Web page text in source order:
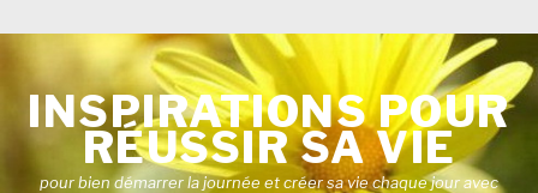
contenuINSPIRATIONS POUR
RÉUSSIR SA VIE
pour bien démarrer la journée et créer sa vie chaque jour avec